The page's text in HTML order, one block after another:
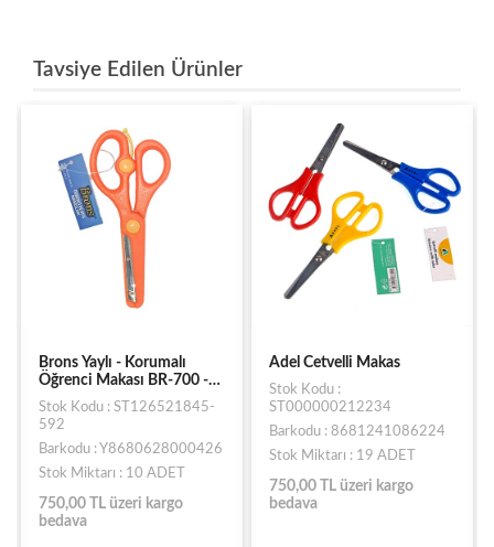
Tavsiye Edilen Ürünler
Brons Yaylı - Korumalı
Öğrenci Makası BR-700 -
Turuncu
Stok Kodu : ST126521845-
592
Barkodu : Y8680628000426
Stok Miktarı : 10 ADET
750,00 TL üzeri kargo
bedava
Adel Cetvelli Makas
Stok Kodu :
ST000000212234
Barkodu : 8681241086224
Stok Miktarı : 19 ADET
750,00 TL üzeri kargo
bedava